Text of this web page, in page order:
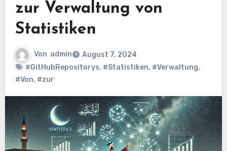
zur Verwaltung von
Statistiken
Von admin
August 7, 2024
#GitHubRepositorys, #Statistiken, #Verwaltung,
#Von, #zur